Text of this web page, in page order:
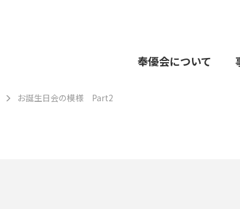
奉優会について
お誕生日会の模様 Part2